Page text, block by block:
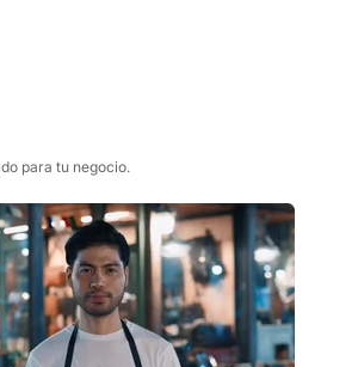
para tu negocio.